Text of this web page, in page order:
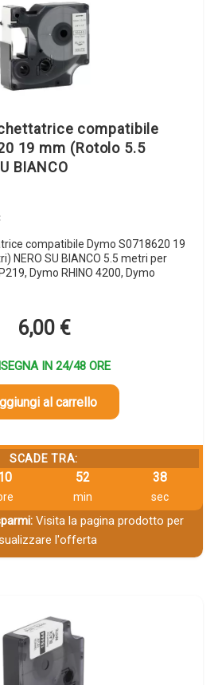
compatibile
19 mm (Rotolo 5.5
BIANCO
compatibile Dymo S0718620 19
NERO SU BIANCO 5.5 metri per
Dymo RHINO 4200, Dymo
6,00 €
IN 24/48 ORE
al carrello
SCADE TRA:
52
min
38
sec
Visita la pagina prodotto per
l'offerta